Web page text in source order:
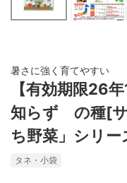
暑さに強く育てやすい
【有効期限26
知らず の種[
ち野菜」シリー
タネ・小袋